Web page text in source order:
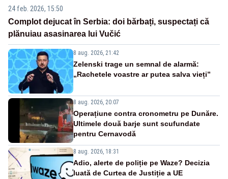
24 feb. 2026, 15:50
Complot dejucat în Serbia: doi bărbați, suspectați că
plănuiau asasinarea lui Vučić
8 aug. 2026, 21:42
Zelenski trage un semnal de alarmă:
„Rachetele voastre ar putea salva vieți”
8 aug. 2026, 20:07
Operațiune contra cronometru pe Dunăre.
Ultimele două barje sunt scufundate
pentru Cernavodă
8 aug. 2026, 18:31
Adio, alerte de poliție pe Waze? Decizia
luată de Curtea de Justiție a UE